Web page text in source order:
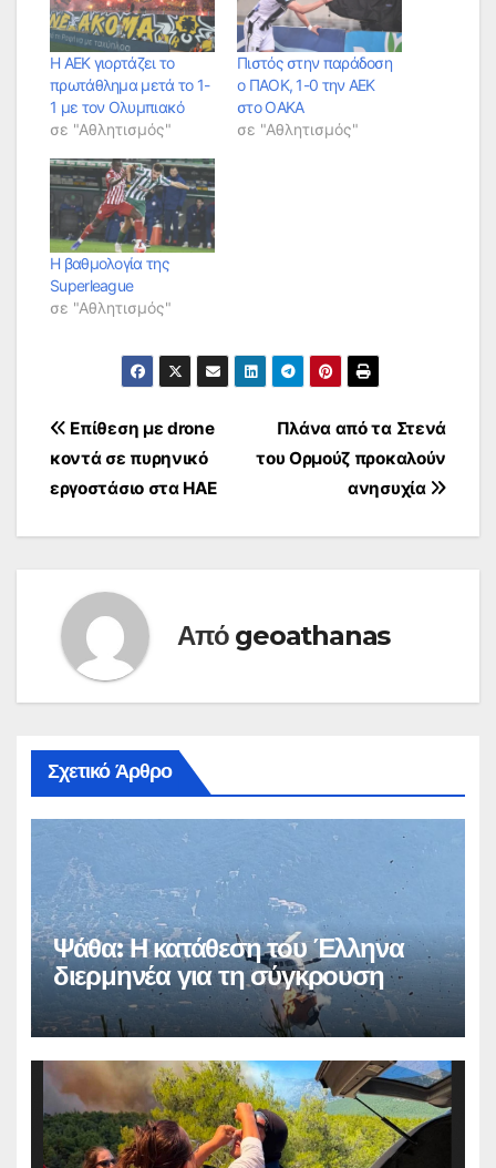
Η ΑΕΚ γιορτάζει το
πρωτάθλημα μετά το 1-
1 με τον Ολυμπιακό
σε "Αθλητισμός"
Πιστός στην παράδοση
ο ΠΑΟΚ, 1-0 την ΑΕΚ
στο ΟΑΚΑ
σε "Αθλητισμός"
Η βαθμολογία της
Superleague
σε "Αθλητισμός"
Πλοήγηση
άρθρων
Πλάνα από τα Στενά
του Ορμούζ προκαλούν
ανησυχία
Επίθεση με drone
κοντά σε πυρηνικό
εργοστάσιο στα ΗΑΕ
Από geoathanas
Σχετικό Άρθρο
Ψάθα: Η κατάθεση του Έλληνα
διερμηνέα για τη σύγκρουση